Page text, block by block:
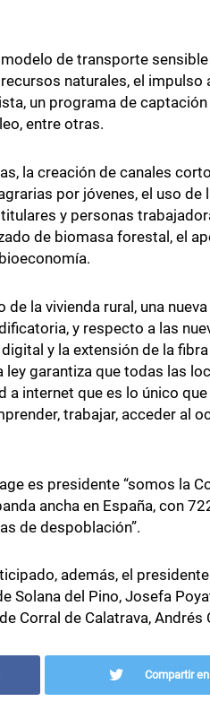
de transporte sensible
naturales, el impulso
un programa de captación
entre otras.
la creación de canales
por jóvenes, el uso de
y personas
de biomasa forestal, el
la vivienda rural, una
y respecto a las
y la extensión de la
ley garantiza que todas las
a internet que es lo único
trabajar, acceder al
es presidente “somos la
ancha en España, con
de despoblación”.
además, el
Solana del Pino, Josefa
Corral de Calatrava, Andrés
Compartir